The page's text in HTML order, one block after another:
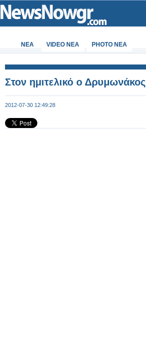
ΝΕΑ VIDEO NEA PHOTO NEA
Στον ημιτελικό ο Δρυμωνάκος
2012-07-30 12:49:28